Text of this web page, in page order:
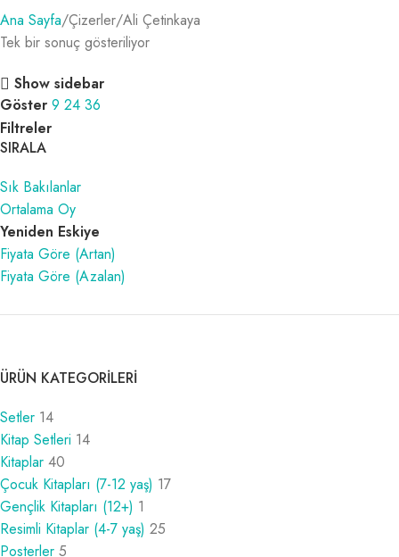
Ana Sayfa Çizerler Ali Çetinkaya
Tek bir sonuç gösteriliyor
Show sidebar
Göster 9 24 36
Filtreler
SIRALA
Sık Bakılanlar
Ortalama Oy
Yeniden Eskiye
Fiyata Göre (Artan)
Fiyata Göre (Azalan)
ÜRÜN KATEGORILERI
Setler 14
Kitap Setleri 14
Kitaplar 40
Çocuk Kitapları (7-12 yaş) 17
Gençlik Kitapları (12+) 1
Resimli Kitaplar (4-7 yaş) 25
Posterler 5